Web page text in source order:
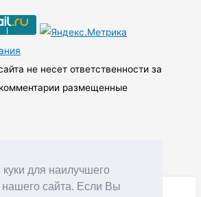
для наилучшего
нашего сайта. Если Вы
не несет ответственности за
размещенные